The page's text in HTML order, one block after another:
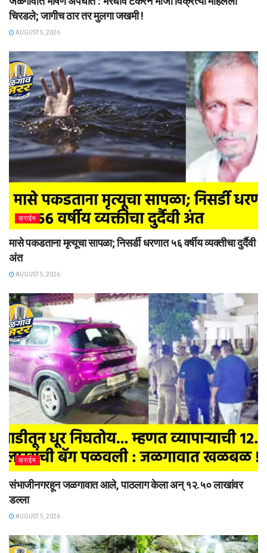
चिरडले; जागीच ठार तर मुलगा जखमी !
AUGUST 5, 2026
क्राईम
मासे पकडताना मृत्यूचा सापळा; निसर्डी धरणात ५६ वर्षीय व्यक्तीचा दुर्दैवी
अंत
AUGUST 5, 2026
क्राईम
संभाजीनगरहून जळगावात आले, पाठलाग केला अन् १२.५० लाखांवर
डल्ला
AUGUST 5, 2026